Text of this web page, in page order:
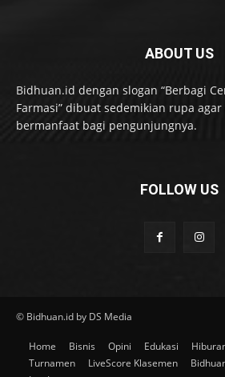
ABOUT US
Bidhuan.id dengan slogan “Berbagi
Farmasi” dibuat sedemikian rupa
bermanfaat bagi pengunjungnya.
FOLLOW US
© Bidhuan.id by DS Media
Home Bisnis Opini Edukasi
Turnamen
LiveScore Klasemen